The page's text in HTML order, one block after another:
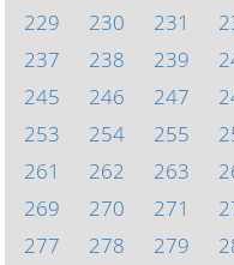
229
230 231
237
238 239
245
246 247
253
254 255
261
262 263
269
270 271
277
278 279